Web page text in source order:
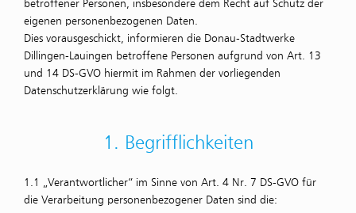
betroffener Personen, insbesondere dem Recht auf Schutz der
eigenen personenbezogenen Daten.
Dies vorausgeschickt, informieren die Donau-Stadtwerke
Dillingen-Lauingen betroffene Personen aufgrund von Art. 13
und 14 DS-GVO hiermit im Rahmen der vorliegenden
Datenschutzerklärung wie folgt.
1. Begrifflichkeiten
1.1 „Verantwortlicher“ im Sinne von Art. 4 Nr. 7 DS-GVO für
die Verarbeitung personenbezogener Daten sind die: